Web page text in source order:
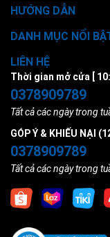
HƯỚNG DẪN
DANH MỤC NỔI
LIÊN HỆ
Thời gian mở cửa [
0378909789
Tất cả các ngày trong
GÓP Ý & KHIẾU NẠI
0378909789
Tất cả các ngày trong